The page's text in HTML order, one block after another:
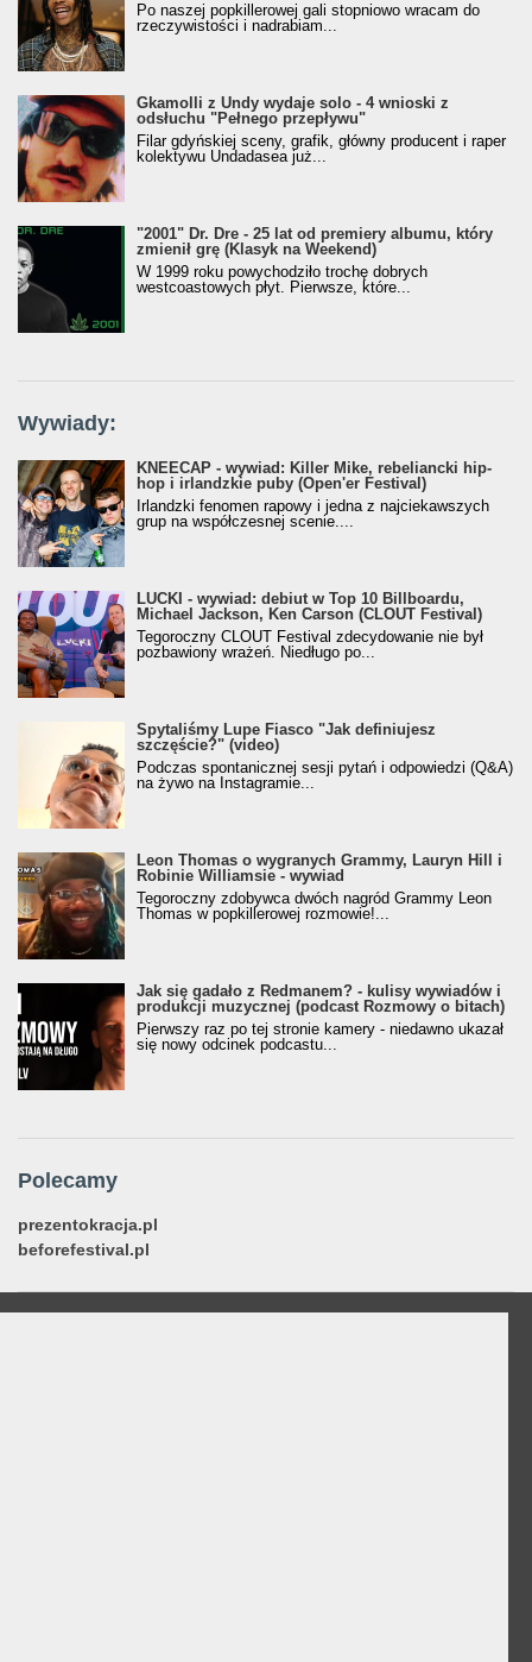
Po naszej popkillerowej gali stopniowo wracam do
rzeczywistości i nadrabiam...
Gkamolli z Undy wydaje solo - 4 wnioski z
odsłuchu "Pełnego przepływu"
Filar gdyńskiej sceny, grafik, główny producent i raper
kolektywu Undadasea już...
"2001" Dr. Dre - 25 lat od premiery albumu, który
zmienił grę (Klasyk na Weekend)
W 1999 roku powychodziło trochę dobrych
westcoastowych płyt. Pierwsze, które...
Wywiady:
KNEECAP - wywiad: Killer Mike, rebeliancki hip-
hop i irlandzkie puby (Open'er Festival)
Irlandzki fenomen rapowy i jedna z najciekawszych
grup na współczesnej scenie....
LUCKI - wywiad: debiut w Top 10 Billboardu,
Michael Jackson, Ken Carson (CLOUT Festival)
Tegoroczny CLOUT Festival zdecydowanie nie był
pozbawiony wrażeń. Niedługo po...
Spytaliśmy Lupe Fiasco "Jak definiujesz
szczęście?" (video)
Podczas spontanicznej sesji pytań i odpowiedzi (Q&A)
na żywo na Instagramie...
Leon Thomas o wygranych Grammy, Lauryn Hill i
Robinie Williamsie - wywiad
Tegoroczny zdobywca dwóch nagród Grammy Leon
Thomas w popkillerowej rozmowie!...
Jak się gadało z Redmanem? - kulisy wywiadów i
produkcji muzycznej (podcast Rozmowy o bitach)
Pierwszy raz po tej stronie kamery - niedawno ukazał
się nowy odcinek podcastu...
Polecamy
prezentokracja.pl
beforefestival.pl